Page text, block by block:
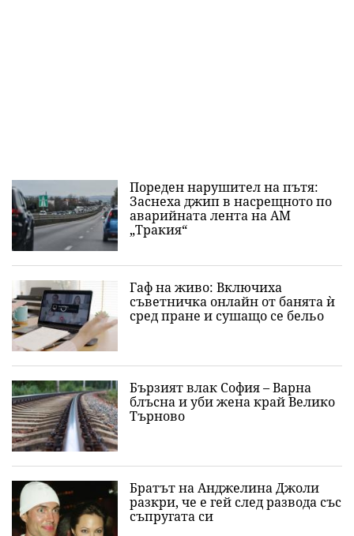
Пореден нарушител на пътя:
Заснеха джип в насрещното по
аварийната лента на АМ
„Тракия“
Гаф на живо: Включиха
съветничка онлайн от банята ѝ
сред пране и сушащо се бельо
Бързият влак София – Варна
блъсна и уби жена край Велико
Търново
Братът на Анджелина Джоли
разкри, че е гей след развода със
съпругата си